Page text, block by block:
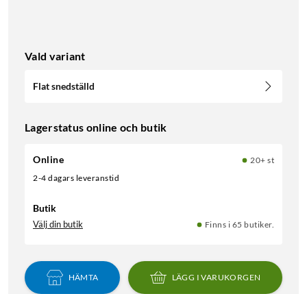
Vald variant
Flat snedställd
Lagerstatus online och butik
Online
20+ st
2-4 dagars leveranstid
Butik
Välj din butik Finns i 65 butiker.
HÄMTA LÄGG I VARUKORGEN